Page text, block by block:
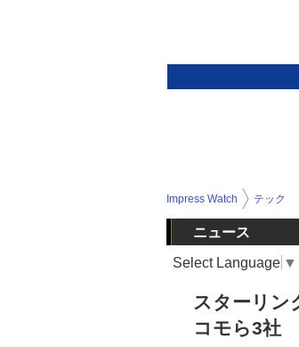
Impress Watch テック
ニュース
Select Language ▼
スターリン
コモら3社